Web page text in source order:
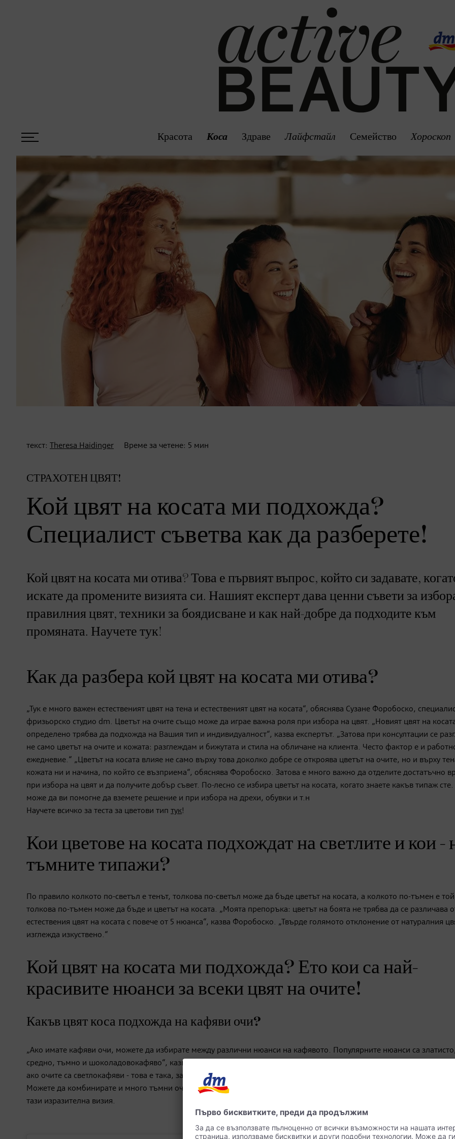
Красота Коса Здраве Лайфстайл Семейство Хороскоп
текст: Theresa Haidinger Време за четене: 5 мин
СТРАХОТЕН ЦВЯТ!
Кой цвят на косата ми подхожда?
Специалист съветва как да разберете!
Кой цвят на косата ми отива? Това е първият въпрос, който си задавате,
искате да промените визията си. Нашият експерт дава ценни съвети за
правилния цвят, техники за боядисване и как най-добре да подходите към
промяната. Научете тук!
Как да разбера кой цвят на косата ми отива?
„Тук е много важен естественият цвят на тена и естественият цвят на косата“, обяснява Сузане Форобоско,
фризьорско студио dm. Цветът на очите също може да играе важна роля при избора на цвят. „Новият цвят на
определено трябва да подхожда на Вашия тип и индивидуалност“, казва експертът. „Затова при консултации се
не само цветът на очите и кожата: разглеждам и бижутата и стила на обличане на клиента. Често фактор е и
ежедневие.“ „Цветът на косата влияе не само върху това доколко добре се откроява цветът на очите, но и върху
кожата ни и начина, по който се възприема“, обяснява Форобоско. Затова е много важно да отделите достатъчно
при избора на цвят и да получите добър съвет. По-лесно се избира цветът на косата, когато знаете какъв типаж сте.
може да ви помогне да вземете решение и при избора на дрехи, обувки и т.н
Научете всичко за теста за цветови тип тук!
Кои цветове на косата подхождат на светлите и кои -
тъмните типажи?
По правило колкото по-светъл е тенът, толкова по-светъл може да бъде цветът на косата, а колкото по-тъмен е
толкова по-тъмен може да бъде и цветът на косата. „Моята препоръка: цветът на боята не трябва да се различава
естествения цвят на косата с повече от 5 нюанса“, казва Форобоско. „Твърде голямото отклонение от натуралния
изглежда изкуствено.“
Кой цвят на косата ми подхожда? Ето кои са най-
красивите нюанси за всеки цвят на очите!
Какъв цвят коса подхожда на кафяви очи?
„Ако имате кафяви очи, можете да избирате между различни нюанси на кафявото. Популярните нюанси са златисто,
средно, тъмно и шоколадовокафяво“, казва експертът по колористика Форобоско. „Но и русата коса може да
ако очите са светлокафяви - това е така, защото те обикновено имат златист оттенък и допълват отлично топлото
Можете да комбинирате и много тъмни очи с много светла коса, като актрисата от „Ема“ Аня Тейлър Джой, която
тази изразителна визия.